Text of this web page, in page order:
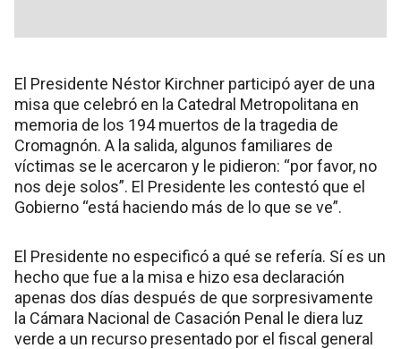
El Presidente Néstor Kirchner participó ayer de una
misa que celebró en la Catedral Metropolitana en
memoria de los 194 muertos de la tragedia de
Cromagnón. A la salida, algunos familiares de
víctimas se le acercaron y le pidieron: “por favor, no
nos deje solos”. El Presidente les contestó que el
Gobierno “está haciendo más de lo que se ve”.
El Presidente no especificó a qué se refería. Sí es un
hecho que fue a la misa e hizo esa declaración
apenas dos días después de que sorpresivamente
la Cámara Nacional de Casación Penal le diera luz
verde a un recurso presentado por el fiscal general